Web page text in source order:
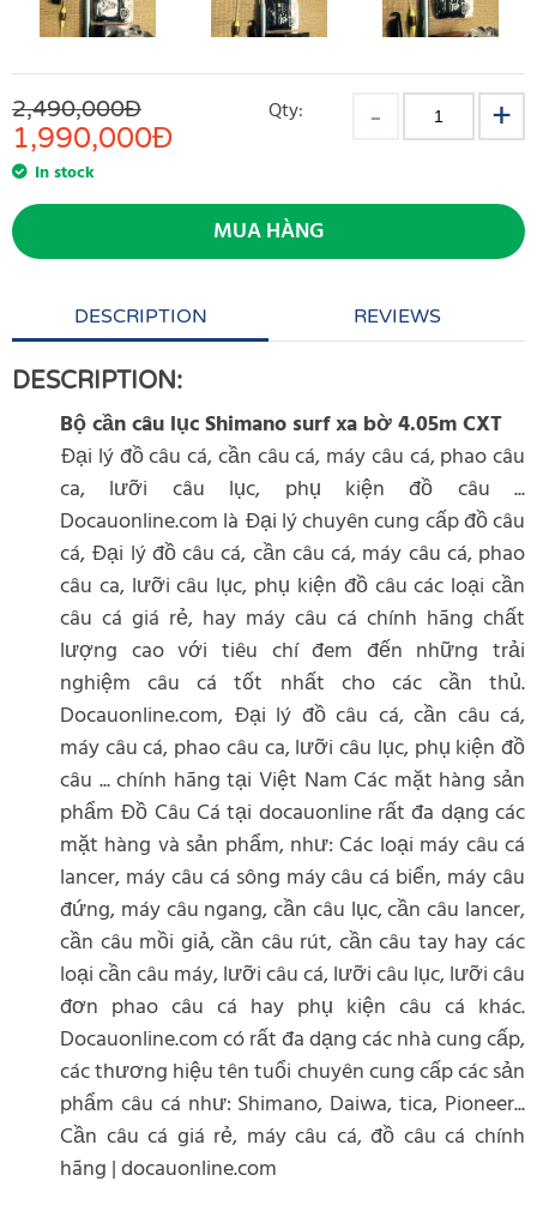
2,490,000Đ
1,990,000Đ
In stock
Qty:
MUA HÀNG
DESCRIPTION REVIEWS
DESCRIPTION:
Bộ cần câu lục Shimano surf xa bờ 4.05m CXT
Đại lý đồ câu cá, cần câu cá, máy câu cá, phao câu
ca, lưỡi câu lục, phụ kiện đồ câu ...
Docauonline.com là Đại lý chuyên cung cấp đồ câu
cá, Đại lý đồ câu cá, cần câu cá, máy câu cá, phao
câu ca, lưỡi câu lục, phụ kiện đồ câu các loại cần
câu cá giá rẻ, hay máy câu cá chính hãng chất
lượng cao với tiêu chí đem đến những trải
nghiệm câu cá tốt nhất cho các cần thủ.
Docauonline.com, Đại lý đồ câu cá, cần câu cá,
máy câu cá, phao câu ca, lưỡi câu lục, phụ kiện đồ
câu ... chính hãng tại Việt Nam Các mặt hàng sản
phẩm Đồ Câu Cá tại docauonline rất đa dạng các
mặt hàng và sản phẩm, như: Các loại máy câu cá
lancer, máy câu cá sông máy câu cá biển, máy câu
đứng, máy câu ngang, cần câu lục, cần câu lancer,
cần câu mồi giả, cần câu rút, cần câu tay hay các
loại cần câu máy, lưỡi câu cá, lưỡi câu lục, lưỡi câu
đơn phao câu cá hay phụ kiện câu cá khác.
Docauonline.com có rất đa dạng các nhà cung cấp,
các thương hiệu tên tuổi chuyên cung cấp các sản
phẩm câu cá như: Shimano, Daiwa, tica, Pioneer...
Cần câu cá giá rẻ, máy câu cá, đồ câu cá chính
hãng | docauonline.com